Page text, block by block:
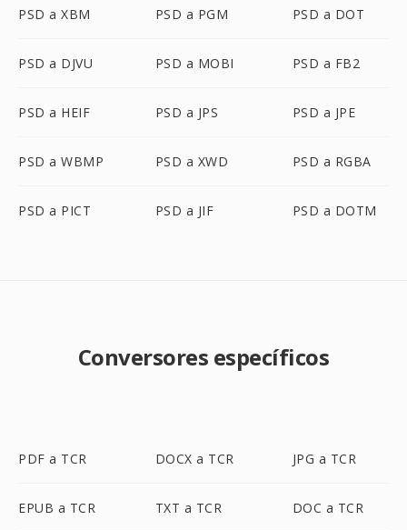
PSD a XBM PSD a PGM PSD a DOT
PSD a DJVU PSD a MOBI PSD a FB2
PSD a HEIF PSD a JPS PSD a JPE
PSD a WBMP PSD a XWD PSD a RGBA
PSD a PICT PSD a JIF PSD a DOTM
Conversores específicos
PDF a TCR DOCX a TCR JPG a TCR
EPUB a TCR TXT a TCR DOC a TCR